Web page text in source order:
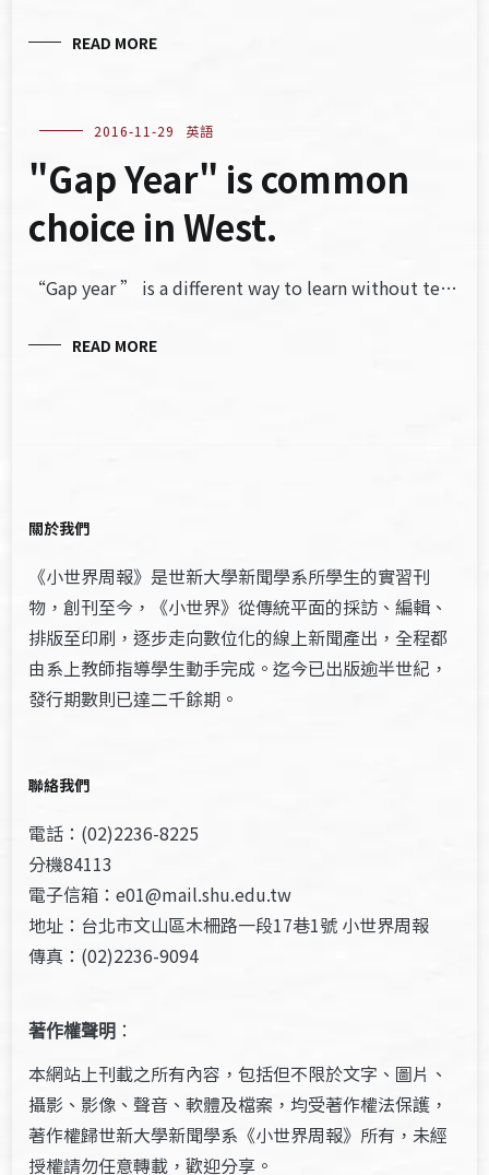
READ MORE
2016-11-29 英語
"Gap Year" is common
choice in West.
“Gap year ” is a different way to learn without te…
READ MORE
關於我們
《小世界周報》是世新大學新聞學系所學生的實習刊
物，創刊至今，《小世界》從傳統平面的採訪、編輯、
排版至印刷，逐步走向數位化的線上新聞產出，全程都
由系上教師指導學生動手完成。迄今已出版逾半世紀，
發行期數則已達二千餘期。
聯絡我們
電話：(02)2236-8225
分機84113
電子信箱：e01@mail.shu.edu.tw
地址：台北市文山區木柵路一段17巷1號 小世界周報
傳真：(02)2236-9094
著作權聲明 ：
本網站上刊載之所有內容，包括但不限於文字、圖片、
攝影、影像、聲音、軟體及檔案，均受著作權法保護，
著作權歸世新大學新聞學系《小世界周報》所有，未經
授權請勿任意轉載，歡迎分享。